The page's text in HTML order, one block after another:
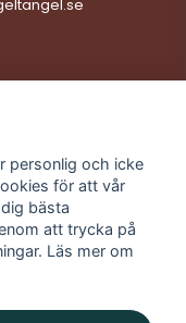
leveranser
köp
över 499:-
kundtjänst
personlig och icke
för att vår
bästa
att trycka på
Läs mer om